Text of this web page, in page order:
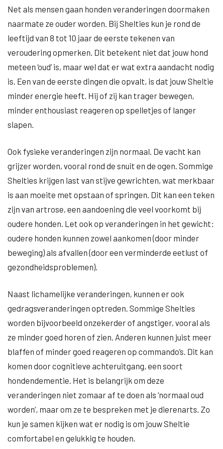
Net als mensen gaan honden veranderingen doormaken
naarmate ze ouder worden. Bij Shelties kun je rond de
leeftijd van 8 tot 10 jaar de eerste tekenen van
veroudering opmerken. Dit betekent niet dat jouw hond
meteen ‘oud’ is, maar wel dat er wat extra aandacht nodig
is. Een van de eerste dingen die opvalt, is dat jouw Sheltie
minder energie heeft. Hij of zij kan trager bewegen,
minder enthousiast reageren op spelletjes of langer
slapen.
Ook fysieke veranderingen zijn normaal. De vacht kan
grijzer worden, vooral rond de snuit en de ogen. Sommige
Shelties krijgen last van stijve gewrichten, wat merkbaar
is aan moeite met opstaan of springen. Dit kan een teken
zijn van artrose, een aandoening die veel voorkomt bij
oudere honden. Let ook op veranderingen in het gewicht:
oudere honden kunnen zowel aankomen (door minder
beweging) als afvallen (door een verminderde eetlust of
gezondheidsproblemen).
Naast lichamelijke veranderingen, kunnen er ook
gedragsveranderingen optreden. Sommige Shelties
worden bijvoorbeeld onzekerder of angstiger, vooral als
ze minder goed horen of zien. Anderen kunnen juist meer
blaffen of minder goed reageren op commando’s. Dit kan
komen door cognitieve achteruitgang, een soort
hondendementie. Het is belangrijk om deze
veranderingen niet zomaar af te doen als ‘normaal oud
worden’, maar om ze te bespreken met je dierenarts. Zo
kun je samen kijken wat er nodig is om jouw Sheltie
comfortabel en gelukkig te houden.